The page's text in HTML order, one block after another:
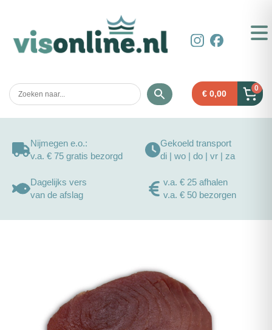
€ 0,00
0
Nijmegen e.o.:
v.a. € 75 gratis bezorgd
Gekoeld transport
di | wo | do | vr | za
Dagelijks vers
van de afslag
v.a. € 25 afhalen
v.a. € 50 bezorgen